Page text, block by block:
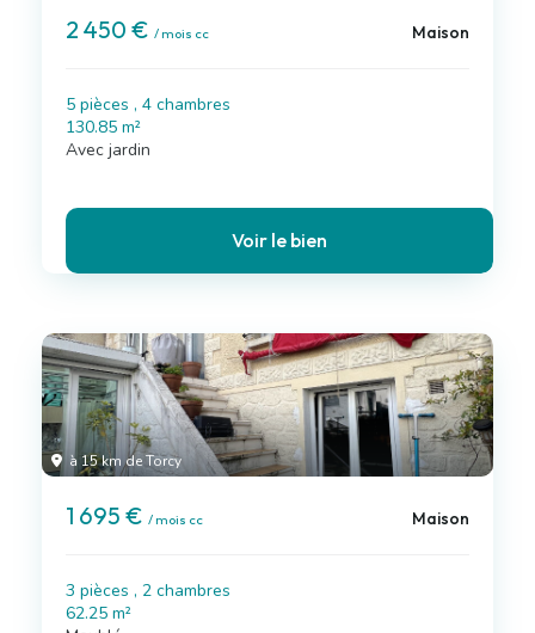
2 450 € / mois cc Maison
5 pièces , 4 chambres
130.85 m²
Avec jardin
Voir le bien
à 15 km de Torcy
1 695 € / mois cc Maison
3 pièces , 2 chambres
62.25 m²